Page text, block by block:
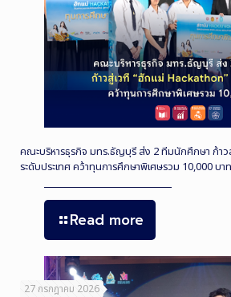
คณะบริหารธุรกิจ มทร.ธัญบุรี ส่ง 2 ทีมนักศึกษา ก้า
ระดับประเทศ คว้าทุนการศึกษาพิเศษรวม 10,000 บาท
Read more
27 กรกฎาคม 2026